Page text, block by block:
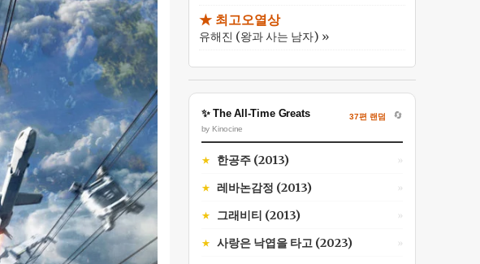
★ 최고오열상
유해진 (왕과 사는 남자) »
✨ The All-Time Greats
by Kinocine
37편 랜덤 🔄
★ 한공주 (2013) »
★ 레바논감정 (2013) »
★ 그래비티 (2013) »
★ 사랑은 낙엽을 타고 (2023) »